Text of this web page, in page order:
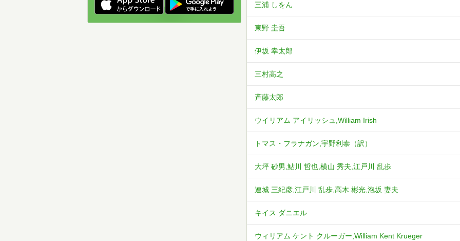
三浦 しをん
東野 圭吾
伊坂 幸太郎
三村高之
斉藤太郎
ウイリアム アイリッシュ,William Irish
トマス・フラナガン,宇野利泰（訳）
大坪 砂男,鮎川 哲也,横山 秀夫,江戸川 乱歩
連城 三紀彦,江戸川 乱歩,高木 彬光,泡坂 妻夫
キイス ダニエル
ウィリアム ケント クルーガー,William Kent Krueger